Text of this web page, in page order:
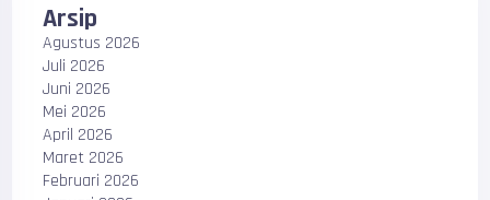
Arsip
Agustus 2026
Juli 2026
Juni 2026
Mei 2026
April 2026
Maret 2026
Februari 2026